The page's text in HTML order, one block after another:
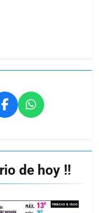
de hoy !!